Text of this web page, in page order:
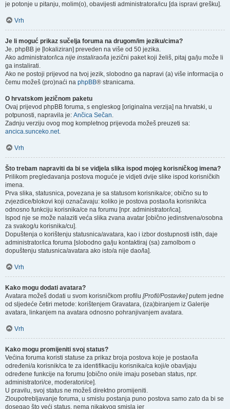
je potonje u pitanju, molim(o), obavijesti administratora/icu [da ispravi grešku].
Vrh
Je li moguć prikaz sučelja foruma na drugom/im jeziku/cima?
Je. phpBB je [lokaliziran] preveden na više od 50 jezika.
Ako administrator/ica nije instalirao/la jezični paket koji želiš, pitaj ga/ju može li
ga instalirati.
Ako ne postoji prijevod na tvoj jezik, slobodno ga napravi (a) više informacija o
čemu možeš (pro)naći na phpBB® stranicama.
O hrvatskom jezičnom paketu
Ovaj prijevod phpBB foruma, s engleskog [originalna verzija] na hrvatski, u
potpunosti, napravila je: Ančica Sečan.
Zadnju verziju ovog mog kompletnog prijevoda možeš preuzeti sa:
ancica.sunceko.net.
Vrh
Što trebam napraviti da bi se vidjela slika ispod mojeg korisničkog imena?
Prilikom pregledavanja postova moguće je vidjeti dvije slike ispod korisničkih
imena.
Prva slika, statusnica, povezana je sa statusom korisnika/ce; obično su to
zvjezdice/blokovi koji označavaju: koliko je postova postao/la korisnik/ca
odnosno funkciju korisnika/ce na forumu [npr. administrator/ica].
Ispod nje se može nalaziti veća slika zvana avatar [obično jedinstvena/osobna
za svakog/u korisnika/cu].
Dopuštenja o korištenju statusnica/avatara, kao i izbor dostupnosti istih, daje
administrator/ica foruma [slobodno ga/ju kontaktiraj (sa) zamolbom o
dopuštenju statusnica/avatara ako isto/a nije dao/la].
Vrh
Kako mogu dodati avatara?
Avatara možeš dodati u svom korisničkom profilu [Profil/Postavke]putem jedne
od sljedeće četiri metode: korištenjem Gravatara, (iza)biranjem iz Galerije
avatara, linkanjem na avatara odnosno pohranjivanjem avatara.
Vrh
Kako mogu promijeniti svoj status?
Većina foruma koristi statuse za prikaz broja postova koje je postao/la
određeni/a korisnik/ca te za identifikaciju korisnika/ca koji/e obavljaju
određene funkcije na forumu [obično oni/e imaju poseban status, npr.
administratori/ce, moderatori/ce].
U pravilu, svoj status ne možeš direktno promijeniti.
Zloupotrebljavanje foruma, u smislu postanja puno postova samo zato da bi se
dosegao što veći status, nema nikakvog smisla jer